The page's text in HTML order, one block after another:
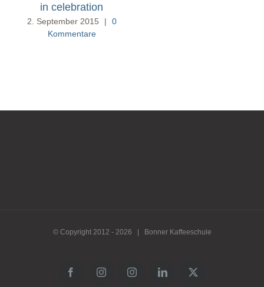
in celebration
2. September 2015 |
0
Kommentare
© Copyright 2012 - 2026 | Bonner Kaffeeschule
FacebookInstagramInstagramLinkedInX